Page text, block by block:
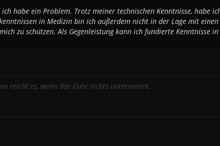
habe ein Problem. Trotz meiner technischen Kenntnisse, habe
in Medizin bin ich außerdem nicht in der Lage mit
zu schützen. Als Gegenleistung kann ich fundierte Kenntnisse
reicht es, wenn das Gute nichts unternimmt.